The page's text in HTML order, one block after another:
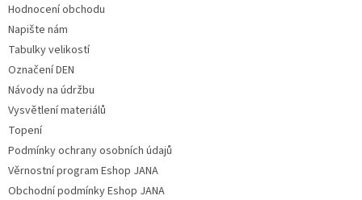
Hodnocení obchodu
Napište nám
Tabulky velikostí
Označení DEN
Návody na údržbu
Vysvětlení materiálů
Topení
Podmínky ochrany osobních údajů
Věrnostní program Eshop JANA
Obchodní podmínky Eshop JANA